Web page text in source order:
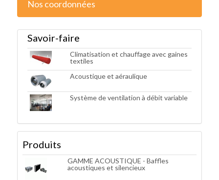
Nos coordonnées
Savoir-faire
Climatisation et chauffage avec gaines
textiles
Acoustique et aéraulique
Système de ventilation à débit variable
Produits
GAMME ACOUSTIQUE - Baffles
acoustiques et silencieux